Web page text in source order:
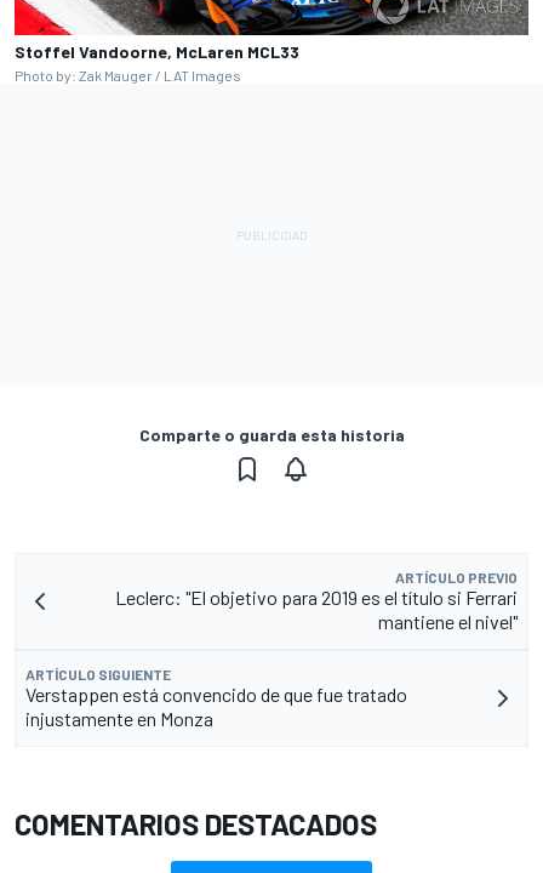
Stoffel Vandoorne, McLaren MCL33
Photo by: Zak Mauger / LAT Images
Comparte o guarda esta historia
ARTÍCULO PREVIO
Leclerc: "El objetivo para 2019 es el título si Ferrari
mantiene el nivel"
ARTÍCULO SIGUIENTE
Verstappen está convencido de que fue tratado
injustamente en Monza
COMENTARIOS DESTACADOS